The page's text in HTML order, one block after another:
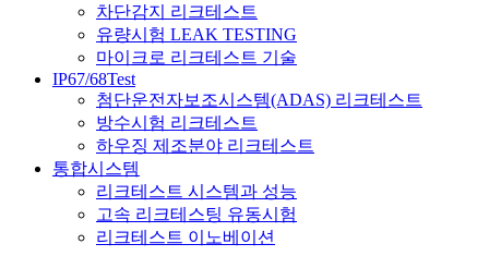
차단감지 리크테스트
유량시험 LEAK TESTING
마이크로 리크테스트 기술
IP67/68Test
첨단운전자보조시스템(ADAS) 리크테스트
방수시험 리크테스트
하우징 제조분야 리크테스트
통합시스템
리크테스트 시스템과 성능
고속 리크테스팅 유동시험
리크테스트 이노베이션